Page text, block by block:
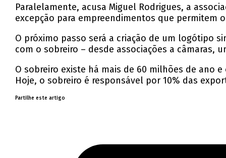
Paralelamente, acusa Miguel Rodrigues, a
excepção para empreendimentos que permitem
O próximo passo será a criação de um logótipo
com o sobreiro – desde associações a câmaras,
O sobreiro existe há mais de 60 milhões de ano
Hoje, o sobreiro é responsável por 10% das
Partilhe este artigo